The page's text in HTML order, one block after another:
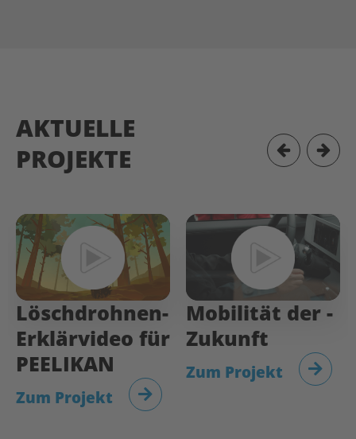
AKTUELLE
PROJEKTE
Löschdrohnen-
Erklärvideo für
PEELIKAN
Zum Projekt
Mobilität­ der­ ­
Zukunft
Zum Projekt